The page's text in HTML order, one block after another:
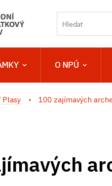
O NPÚ
Plasy 100 zajímavých